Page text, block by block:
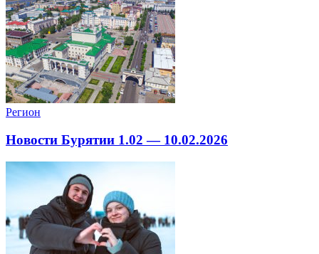
Регион
Новости Бурятии 1.02 — 10.02.2026